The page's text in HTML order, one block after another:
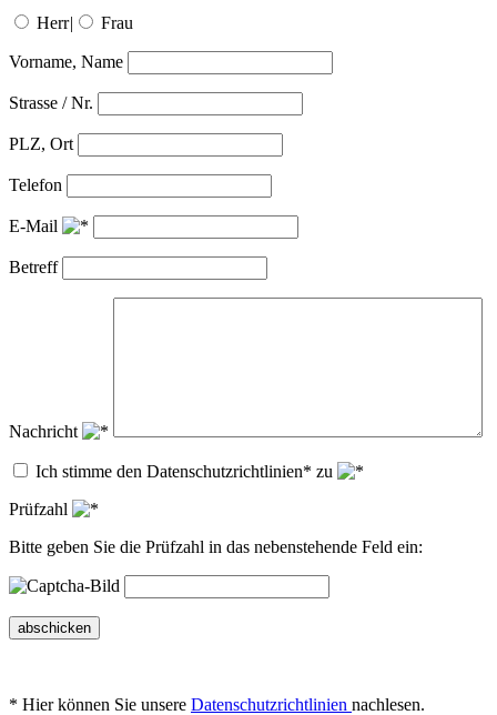
Herr| Frau
Vorname, Name
Strasse / Nr.
PLZ, Ort
Telefon
E-Mail
Betreff
Nachricht
Ich stimme den Datenschutzrichtlinien* zu
Prüfzahl
Bitte geben Sie die Prüfzahl in das nebenstehende Feld ein:
abschicken
* Hier können Sie unsere Datenschutzrichtlinien nachlesen.